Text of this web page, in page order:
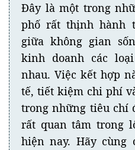
Đây là một trong
phố rất thịnh hành
giữa không gian
kinh doanh các
nhau. Việc kết hợp
tế, tiết kiệm chi phí
trong những tiêu chí
rất quan tâm trong
hiện nay. Hãy cùng